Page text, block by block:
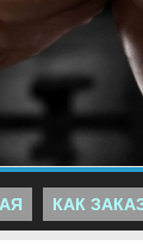
КАК